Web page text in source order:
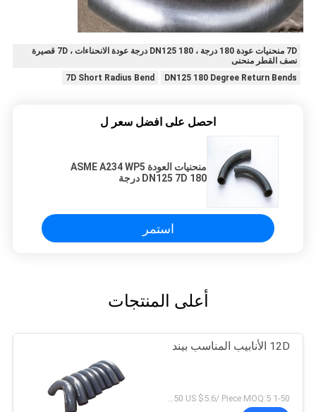
7D منحنيات عودة 180 درجة ، DN125 180 درجة عودة الانحناءات ، 7D قصيرة
نصف القطر منحنى
DN125 180 Degree Return Bends
7D Short Radius Bend
احصل على افضل سعر ل
منحنيات العودة ASME A234 WP5
DN125 7D 180 درجة
استمر
أعلى المنتجات
12D الأنابيب المناسب بيند
1-50 US $6.3/ Piece；>50 US $5.6/ Piece MOQ:5 قطع